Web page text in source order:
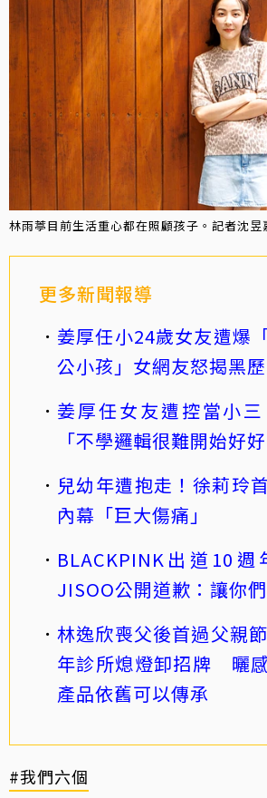
林雨葶目前生活重心都在照顧孩子。記者沈昱
更多新聞報導
姜厚任小24歲女友遭爆
公小孩」女網友怒揭黑
姜厚任女友遭控當小
「不學邏輯很難開始好好
兒幼年遭抱走！徐莉玲
內幕「巨大傷痛」
BLACKPINK出道10週
JISOO公開道歉：讓你
林逸欣喪父後首過父親
年診所熄燈卸招牌 曬
產品依舊可以傳承
#我們六個